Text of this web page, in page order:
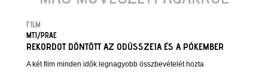
FILM
MTI/PRAE
REKORDOT DÖNTÖTT AZ ODÜSSZEIA ÉS A PÓKEMBER
A két film minden idők legnagyobb összbevételét hozta